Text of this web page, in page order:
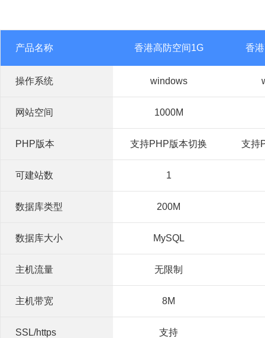
产品名称
操作系统
网站空间
PHP版本
可建站数
数据库类型
数据库大小
主机流量
主机带宽
SSL/https
香港高防空间1G
windows
1000M
支持PHP版本切换
1
200M
MySQL
无限制
8M
支持
香
支持